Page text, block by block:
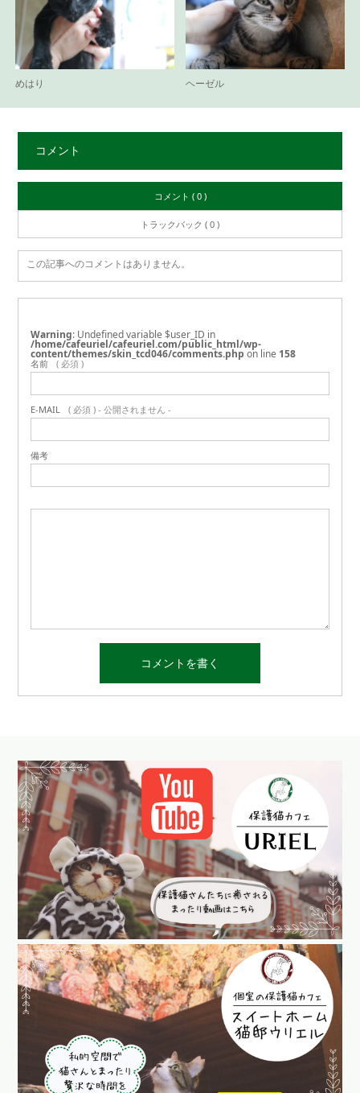
めはり ヘーゼル
コメント
コメント ( 0 )
トラックバック ( 0 )
この記事へのコメントはありません。
Warning : Undefined variable $user_ID in
/home/cafeuriel/cafeuriel.com/public_html/wp-
content/themes/skin_tcd046/comments.php on line 158
名前 ( 必須 )
E-MAIL ( 必須 ) - 公開されません -
備考